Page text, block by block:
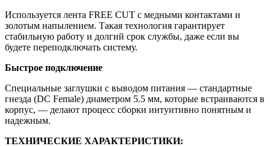
Используется лента FREE CUT с медными контактами и
золотым напылением. Такая технология гарантирует
стабильную работу и долгий срок службы, даже если вы
будете переподключать систему.
Быстрое подключение
Специальные заглушки с выводом питания — стандартные
гнезда (DC Female) диаметром 5.5 мм, которые встраиваются в
корпус, — делают процесс сборки интуитивно понятным и
надежным.
ТЕХНИЧЕСКИЕ ХАРАКТЕРИСТИКИ: